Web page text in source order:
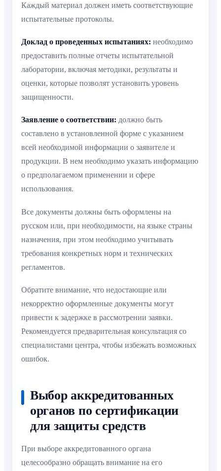
Каждый материал должен иметь соответствующие
испытательные протоколы.
Доклад о проведенных испытаниях: необходимо
предоставить полные отчеты испытательной
лаборатории, включая методики, результаты и
оценки, которые позволят установить уровень
защищенности.
Заявление о соответствии: должно быть
составлено в установленной форме с указанием
всей необходимой информации о заявителе и
продукции. В нем необходимо указать информацию
о предполагаемом применении и сфере
использования.
Все документы должны быть оформлены на
русском или, при необходимости, на языке страны
назначения, при этом необходимо учитывать
требования конкретных норм и технических
регламентов.
Обратите внимание, что недостающие или
некорректно оформленные документы могут
привести к задержке в рассмотрении заявки.
Рекомендуется предварительная консультация со
специалистами центра, чтобы избежать возможных
ошибок.
Выбор аккредитованных
органов по сертификации
для защиты средств
При выборе аккредитованного органа
целесообразно обращать внимание на его